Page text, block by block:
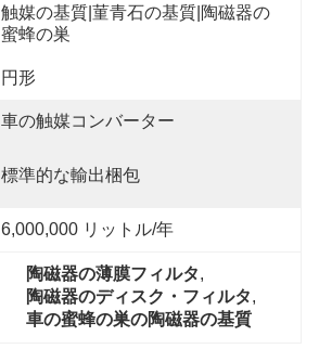
触媒の基質|菫青石の基質|陶磁器の
蜜蜂の巣
円形
車の触媒コンバーター
標準的な輸出梱包
6,000,000 リットル/年
陶磁器の薄膜フィルタ,
陶磁器のディスク・フィルタ,
車の蜜蜂の巣の陶磁器の基質